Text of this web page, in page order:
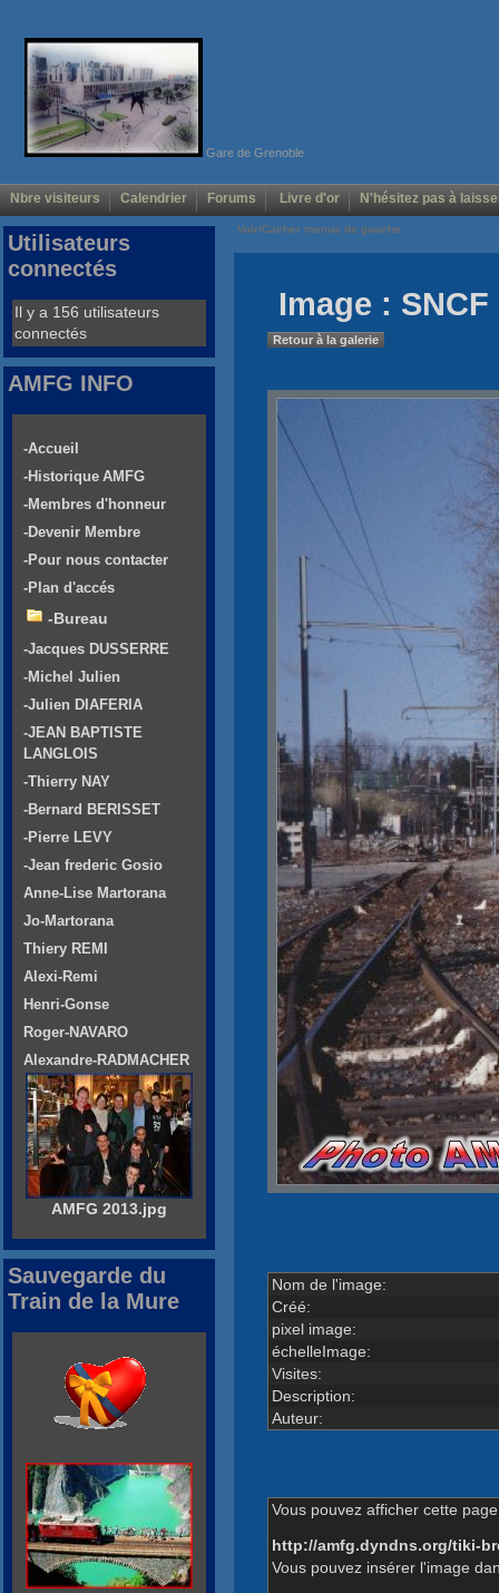
Gare de Grenoble
Nbre visiteurs Calendrier Forums Livre d'or N'hésitez pas à
Voir/Cacher menus de gauche
Image :
Retour à la galerie
Nom de l'image:
Créé:
pixel image:
échelleImage:
Visites:
Description:
Auteur:
Vous pouvez afficher cette
http://amfg.dyndns.org/tiki-
Vous pouvez insérer l'image
Utilisateurs
connectés
Il y a 156 utilisateurs
connectés
AMFG INFO
-Accueil
-Historique AMFG
-Membres d'honneur
-Devenir Membre
-Pour nous contacter
-Plan d'accés
-Bureau
-Jacques DUSSERRE
-Michel Julien
-Julien DIAFERIA
-JEAN BAPTISTE
LANGLOIS
-Thierry NAY
-Bernard BERISSET
-Pierre LEVY
-Jean frederic Gosio
Anne-Lise Martorana
Jo-Martorana
Thiery REMI
Alexi-Remi
Henri-Gonse
Roger-NAVARO
Alexandre-RADMACHER
AMFG 2013.jpg
Sauvegarde du
Train de la Mure